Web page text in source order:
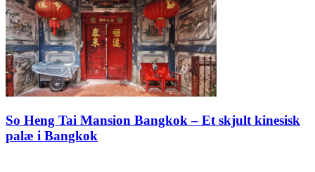
So Heng Tai Mansion Bangkok – Et skjult kinesisk
palæ i Bangkok